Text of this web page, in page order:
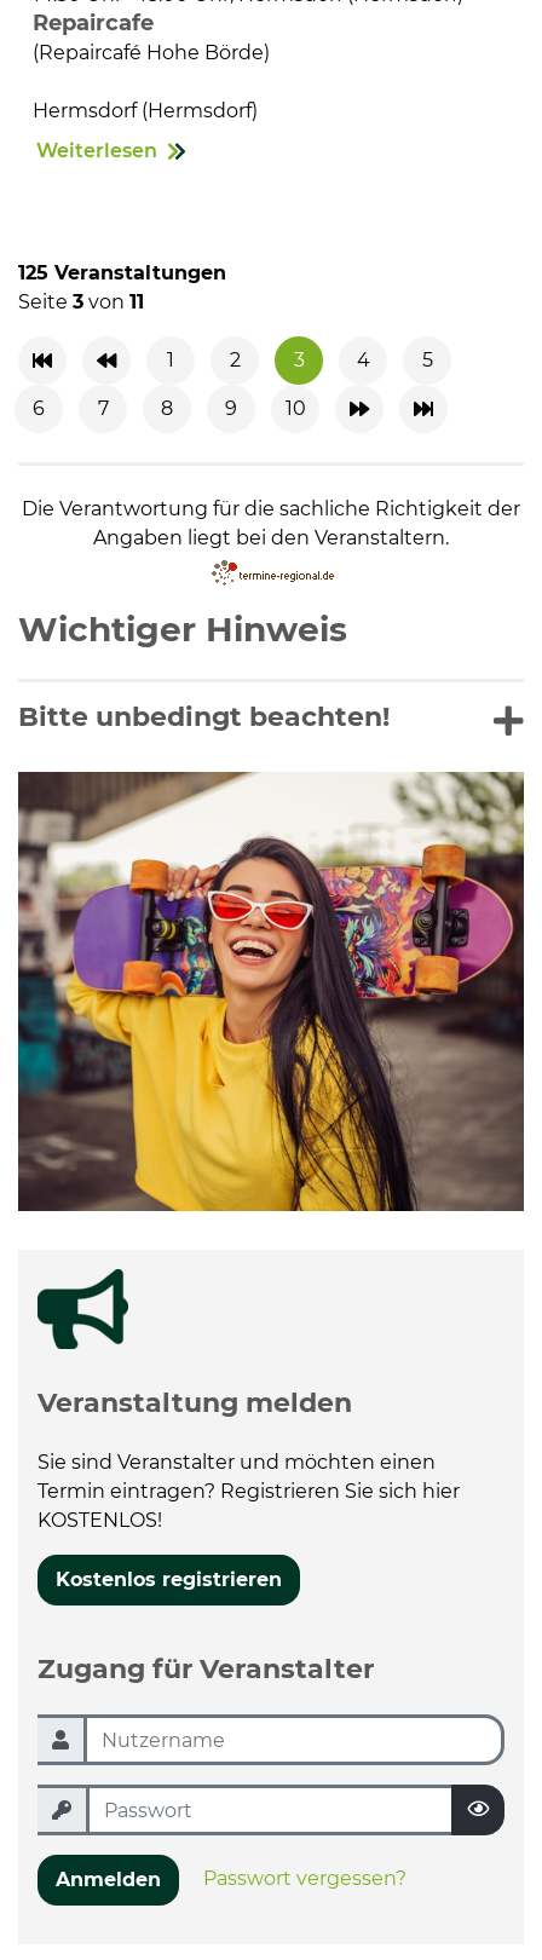
Repaircafe
(Repaircafé Hohe Börde)
Hermsdorf (Hermsdorf)
Weiterlesen
125 Veranstaltungen
Seite 3 von 11
1 2 3 4 5
6 7 8 9 10
Die Verantwortung für die sachliche Richtigkeit der
Angaben liegt bei den Veranstaltern.
Wichtiger Hinweis
Bitte unbedingt beachten!
Veranstaltung melden
Sie sind Veranstalter und möchten einen
Termin eintragen? Registrieren Sie sich hier
KOSTENLOS!
Kostenlos registrieren
Zugang für Veranstalter
Anmelden Passwort vergessen?